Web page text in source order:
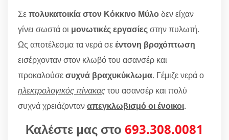
Σεπολυκατοικία στον Κόκκινο Μύλοδεν είχαν
γίνει σωστά οι μονωτικές εργασίεςστην πυλωτή.
Ως αποτέλεσμα τα νερά σεέντονη βροχόπτωση
εισέρχονταν στον κλωβό του ασανσέρ και
προκαλούσεσυχνά βραχυκύκλωμα. Γέμιζε νερά ο
ηλεκτρολογικός πίνακαςτου ασανσέρ και πολύ
συχνά χρειάζονταναπεγκλωβισμό οι ένοικοι.
Καλέστε μας στο 693.308.0081